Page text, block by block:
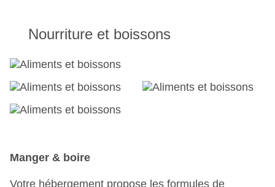
ans, mai - septembre ; dépendant de la saison ;
dépendant du temps, sans frais, avec All Inclusive
toboggans aquatiques : 9, chaises longues : sans
frais, avec All Inclusive inclus, chaises longues :
sans frais, avec All Inclusive inclus
All Inclusive inclus, Outdoor, eau douce, chauffé :
toboggan aquatique : avril - octobre ; selon le
Nourriture et boissons
Manger & boire
Votre hébergement propose les formules de